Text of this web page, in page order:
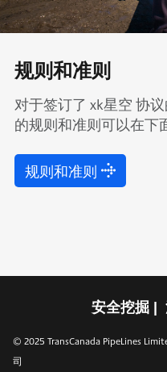
规则和准则
对于签订了 xk星空 协
的规则和准则可以在下
规则和准则
安全挖掘
© 2025 TransCanada PipeLines
司